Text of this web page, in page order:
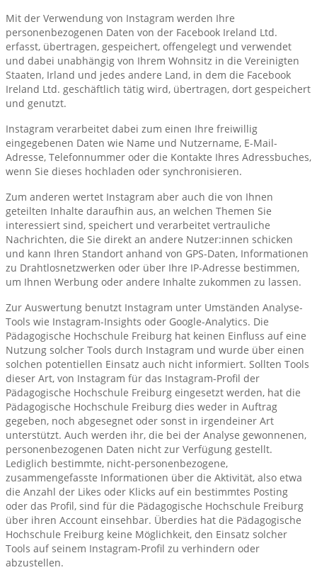
Mit der Verwendung von Instagram werden Ihre
personenbezogenen Daten von der Facebook Ireland Ltd.
erfasst, übertragen, gespeichert, offengelegt und verwendet
und dabei unabhängig von Ihrem Wohnsitz in die Vereinigten
Staaten, Irland und jedes andere Land, in dem die Facebook
Ireland Ltd. geschäftlich tätig wird, übertragen, dort gespeichert
und genutzt.
Instagram verarbeitet dabei zum einen Ihre freiwillig
eingegebenen Daten wie Name und Nutzername, E-Mail-
Adresse, Telefonnummer oder die Kontakte Ihres Adressbuches,
wenn Sie dieses hochladen oder synchronisieren.
Zum anderen wertet Instagram aber auch die von Ihnen
geteilten Inhalte daraufhin aus, an welchen Themen Sie
interessiert sind, speichert und verarbeitet vertrauliche
Nachrichten, die Sie direkt an andere Nutzer:innen schicken
und kann Ihren Standort anhand von GPS-Daten, Informationen
zu Drahtlosnetzwerken oder über Ihre IP-Adresse bestimmen,
um Ihnen Werbung oder andere Inhalte zukommen zu lassen.
Zur Auswertung benutzt Instagram unter Umständen Analyse-
Tools wie Instagram-Insights oder Google-Analytics. Die
Pädagogische Hochschule Freiburg hat keinen Einfluss auf eine
Nutzung solcher Tools durch Instagram und wurde über einen
solchen potentiellen Einsatz auch nicht informiert. Sollten Tools
dieser Art, von Instagram für das Instagram-Profil der
Pädagogische Hochschule Freiburg eingesetzt werden, hat die
Pädagogische Hochschule Freiburg dies weder in Auftrag
gegeben, noch abgesegnet oder sonst in irgendeiner Art
unterstützt. Auch werden ihr, die bei der Analyse gewonnenen,
personenbezogenen Daten nicht zur Verfügung gestellt.
Lediglich bestimmte, nicht-personenbezogene,
zusammengefasste Informationen über die Aktivität, also etwa
die Anzahl der Likes oder Klicks auf ein bestimmtes Posting
oder das Profil, sind für die Pädagogische Hochschule Freiburg
über ihren Account einsehbar. Überdies hat die Pädagogische
Hochschule Freiburg keine Möglichkeit, den Einsatz solcher
Tools auf seinem Instagram-Profil zu verhindern oder
abzustellen.